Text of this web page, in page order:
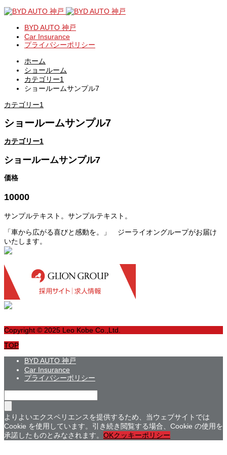
BYD AUTO 神戸
Car Insurance
プライバシーポリシー
ホーム
ショールーム
カテゴリー1
ショールームサンプル7
カテゴリー1
ショールームサンプル7
カテゴリー1
ショールームサンプル7
価格
10000
サンプルテキスト。サンプルテキスト。
「車から広がる喜びと感動を。」 ジーライオングループがお届け
いたします。
Copyright © 2025 Leo Kobe Co.,Ltd.
TOP
BYD AUTO 神戸
Car Insurance
プライバシーポリシー
よりよいエクスペリエンスを提供するため、当ウェブサイトでは
Cookie を使用しています。引き続き閲覧する場合、Cookie の使用を
承諾したものとみなされます。 OKクッキーポリシー